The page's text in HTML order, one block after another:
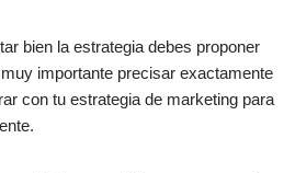
bien la estrategia debes proponer
importante precisar exactamente
con tu estrategia de marketing para